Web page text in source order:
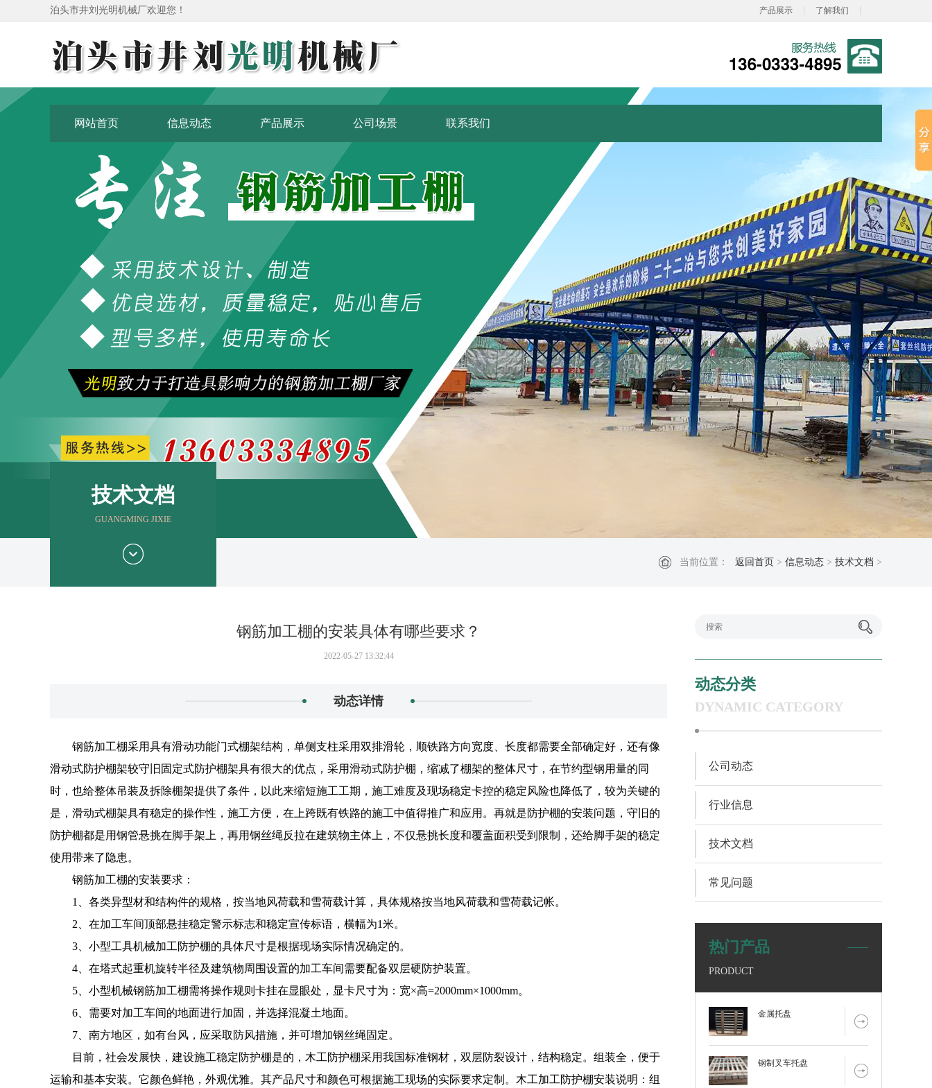
泊头市井刘光明机械厂欢迎您！ 产品展示 了解我们
网站首页 信息动态 产品展示 公司场景 联系我们
技术文档
GUANGMING JIXIE
当前位置： 返回首页 > 信息动态 > 技术文档 >
钢筋加工棚的安装具体有哪些要求？
2022-05-27 13:32:44
动态详情
钢筋加工棚采用具有滑动功能门式棚架结构，单侧支柱采用双排滑轮，顺铁路方向宽度、长度都需要全部确定好，还有像
滑动式防护棚架较守旧固定式防护棚架具有很大的优点，采用滑动式防护棚，缩减了棚架的整体尺寸，在节约型钢用量的同
时，也给整体吊装及拆除棚架提供了条件，以此来缩短施工工期，施工难度及现场稳定卡控的稳定风险也降低了，较为关键的
是，滑动式棚架具有稳定的操作性，施工方便，在上跨既有铁路的施工中值得推广和应用。再就是防护棚的安装问题，守旧的
防护棚都是用钢管悬挑在脚手架上，再用钢丝绳反拉在建筑物主体上，不仅悬挑长度和覆盖面积受到限制，还给脚手架的稳定
使用带来了隐患。
钢筋加工棚的安装要求：
1、各类异型材和结构件的规格，按当地风荷载和雪荷载计算，具体规格按当地风荷载和雪荷载记帐。
2、在加工车间顶部悬挂稳定警示标志和稳定宣传标语，横幅为1米。
3、小型工具机械加工防护棚的具体尺寸是根据现场实际情况确定的。
4、在塔式起重机旋转半径及建筑物周围设置的加工车间需要配备双层硬防护装置。
5、小型机械钢筋加工棚需将操作规则卡挂在显眼处，显卡尺寸为：宽×高=2000mm×1000mm。
6、需要对加工车间的地面进行加固，并选择混凝土地面。
7、南方地区，如有台风，应采取防风措施，并可增加钢丝绳固定。
目前，社会发展快，建设施工稳定防护棚是的，木工防护棚采用我国标准钢材，双层防裂设计，结构稳定。组装全，便于
运输和基本安装。它颜色鲜艳，外观优雅。其产品尺寸和颜色可根据施工现场的实际要求定制。木工加工防护棚安装说明：组
动态分类
DYNAMIC CATEGORY
公司动态
行业信息
技术文档
常见问题
热门产品
PRODUCT
金属托盘
钢制叉车托盘